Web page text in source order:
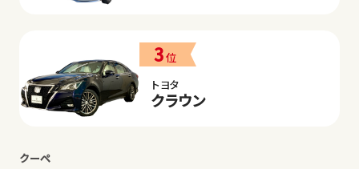
3位
トヨタ
クラウン
クーペ